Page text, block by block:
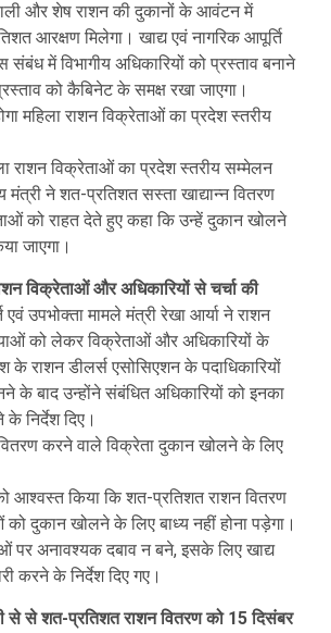
और शेष राशन की दुकानों के आवंटन में
आरक्षण मिलेगा। खाद्य एवं नागरिक आपूर्ति
संबंध में विभागीय अधिकारियों को प्रस्ताव बनाने
को कैबिनेट के समक्ष रखा जाएगा।
महिला राशन विक्रेताओं का प्रदेश स्तरीय
राशन विक्रेताओं का प्रदेश स्तरीय सम्मेलन
मंत्री ने शत-प्रतिशत सस्ता खाद्यान्न वितरण
को राहत देते हुए कहा कि उन्हें दुकान खोलने
जाएगा।
विक्रेताओं और अधिकारियों से चर्चा की
एवं उपभोक्ता मामले मंत्री रेखा आर्या ने राशन
को लेकर विक्रेताओं और अधिकारियों के
के राशन डीलर्स एसोसिएशन के पदाधिकारियों
के बाद उन्होंने संबंधित अधिकारियों को इनका
निर्देश दिए।
करने वाले विक्रेता दुकान खोलने के लिए
आश्वस्त किया कि शत-प्रतिशत राशन वितरण
दुकान खोलने के लिए बाध्य नहीं होना पड़ेगा।
पर अनावश्यक दबाव न बने, इसके लिए खाद्य
करने के निर्देश दिए गए।
से से शत-प्रतिशत राशन वितरण को 15 दिसंबर